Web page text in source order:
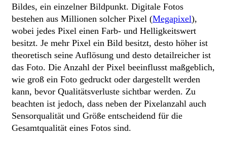
Bildes, ein einzelner Bildpunkt. Digitale Fotos
bestehen aus Millionen solcher Pixel (Megapixel),
wobei jedes Pixel einen Farb- und Helligkeitswert
besitzt. Je mehr Pixel ein Bild besitzt, desto höher ist
theoretisch seine Auflösung und desto detailreicher ist
das Foto. Die Anzahl der Pixel beeinflusst maßgeblich,
wie groß ein Foto gedruckt oder dargestellt werden
kann, bevor Qualitätsverluste sichtbar werden. Zu
beachten ist jedoch, dass neben der Pixelanzahl auch
Sensorqualität und Größe entscheidend für die
Gesamtqualität eines Fotos sind.